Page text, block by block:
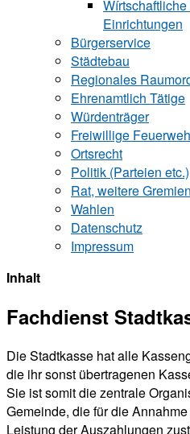
Einrichtungen
Bürgerservice
Städtebau
Regionales
Ehrenamtlich Tätige
Würdenträger
Freiwillige
Ortsrecht
Politik (Parteien etc.)
Rat, weitere
Wahlen
Datenschutz
Impressum
Inhalt
Fachdienst
Die Stadtkasse hat alle
die ihr sonst übertragenen
Sie ist somit die zentrale
Gemeinde, die für die
Leistung der Auszahlungen